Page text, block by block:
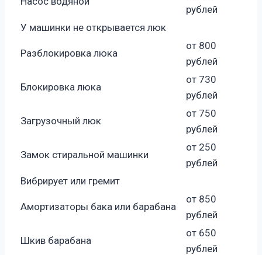
рублей
У машинки не открывается люк
Разблокировка люка
от 800
рублей
Блокировка люка
от 730
рублей
Загрузочный люк
от 750
рублей
Замок стиральной машинки
от 250
рублей
Вибрирует или гремит
Амортизаторы бака или барабана
от 850
рублей
Шкив барабана
от 650
рублей